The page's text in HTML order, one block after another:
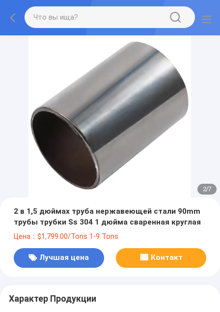
2/7
2 в 1,5 дюймах труба нержавеющей стали 90mm
трубы трубки Ss 304 1 дюйма сваренная круглая
Цена：$1,799.00/Tons 1-9 Tons
Лучшая цена Контакт
Характер Продукции